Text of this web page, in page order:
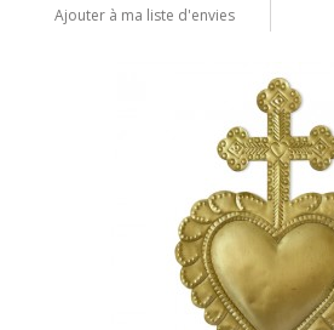
Ajouter à ma liste d'envies